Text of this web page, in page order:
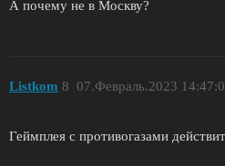
А почему не в Москву?
Listkom 07.Февраль.2023
8
Геймплея с противогазами